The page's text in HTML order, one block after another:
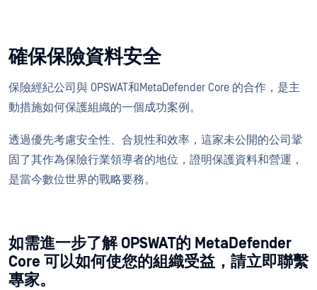
確保保險資料安全
保險經紀公司與 OPSWAT和MetaDefender Core 的合作，是主
動措施如何保護組織的一個成功案例。
透過優先考慮安全性、合規性和效率，這家未公開的公司鞏
固了其作為保險行業領導者的地位，證明保護資料和營運，
是當今數位世界的戰略要務。
如需進一步了解 OPSWAT的 MetaDefender
Core 可以如何使您的組織受益，請立即聯繫
專家。